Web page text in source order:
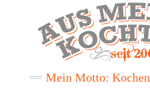
Mein Motto: